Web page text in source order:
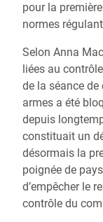
pour la
normes
Selon Anna
liées au
de la séance
armes a été
depuis
constituait un
désormais la
poignée de
d’empêcher le
contrôle du